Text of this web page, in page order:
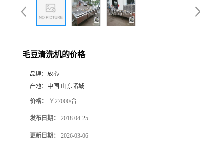
毛豆清洗机的价格
品牌： 放心
产地： 中国 山东诸城
价格： ￥27000/台
发布日期： 2018-04-25
更新日期： 2026-03-06